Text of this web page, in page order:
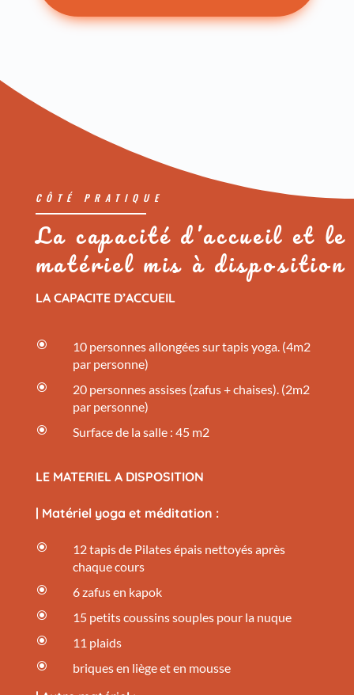
CÔTÉ PRATIQUE
La capacité d’accueil et le
matériel mis à disposition
LA CAPACITE D’ACCUEIL
\
10 personnes allongées sur tapis yoga. (4m2
par personne)
\
20 personnes assises (zafus + chaises). (2m2
par personne)
\ Surface de la salle : 45 m2
LE MATERIEL A DISPOSITION
| Matériel yoga et méditation :
\
12 tapis de Pilates épais nettoyés après
chaque cours
\ 6 zafus en kapok
\ 15 petits coussins souples pour la nuque
\ 11 plaids
\ briques en liège et en mousse